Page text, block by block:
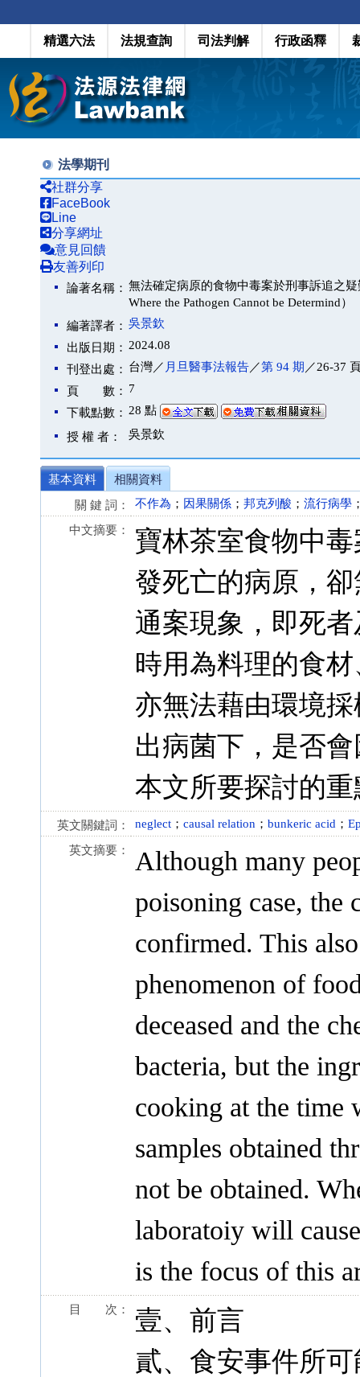
精選六法 法規查詢 司法判解 行政函釋
法學期刊
社群分享
FaceBook
Line
分享網址
意見回饋
友善列印
論著名稱： 無法確定病原的食物中毒案於刑事訴追之疑
Where the Pathogen Cannot be Determind）
編著譯者： 吳景欽
出版日期： 2024.08
刊登出處： 台灣／ 月旦醫事法報告／第 94 期 ／26-37
頁 數： 7
下載點數： 28 點
授 權 者： 吳景欽
基本資料
相關資料
關 鍵 詞：
不作為 ； 因果關係 ； 邦克列酸 ； 流行病學
中文摘要：
寶林茶室食物中
發死亡的病原，
通案現象，即死
時用為料理的食
亦無法藉由環境
出病菌下，是否
本文所要探討的
英文關鍵詞： neglect ； causal relation ； bunkeric acid ；
英文摘要：
Although many
poisoning case, the
confirmed. This
phenomenon of
deceased and the
bacteria, but the
cooking at the time
samples obtained
not be obtained.
laboratoiy will
is the focus of this
目 次：
壹、前言
貳、食安事件所